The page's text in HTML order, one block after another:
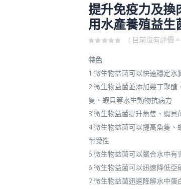
提升免疫力及換
用水產養殖益生
out
of
5
( 目前沒有評價
特色
1.微生物益菌可以快速穩定水
2.微生物益菌並添加幾丁聚醣
隻、蝦貝等水生動物抗病力
3.微生物益菌提升魚隻、蝦貝
4.微生物益菌可以提高魚隻、
耐受性
5.微生物益菌可以鰲合水中有
6.微生物益菌可以迅速降低亞
7.微生物益菌迅速降解水中蛋